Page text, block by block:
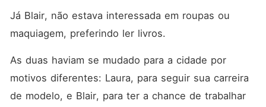
Já Blair, não estava interessada em roupas ou
maquiagem, preferindo ler livros.
As duas haviam se mudado para a cidade por
motivos diferentes: Laura, para seguir sua carreira
de modelo, e Blair, para ter a chance de trabalhar